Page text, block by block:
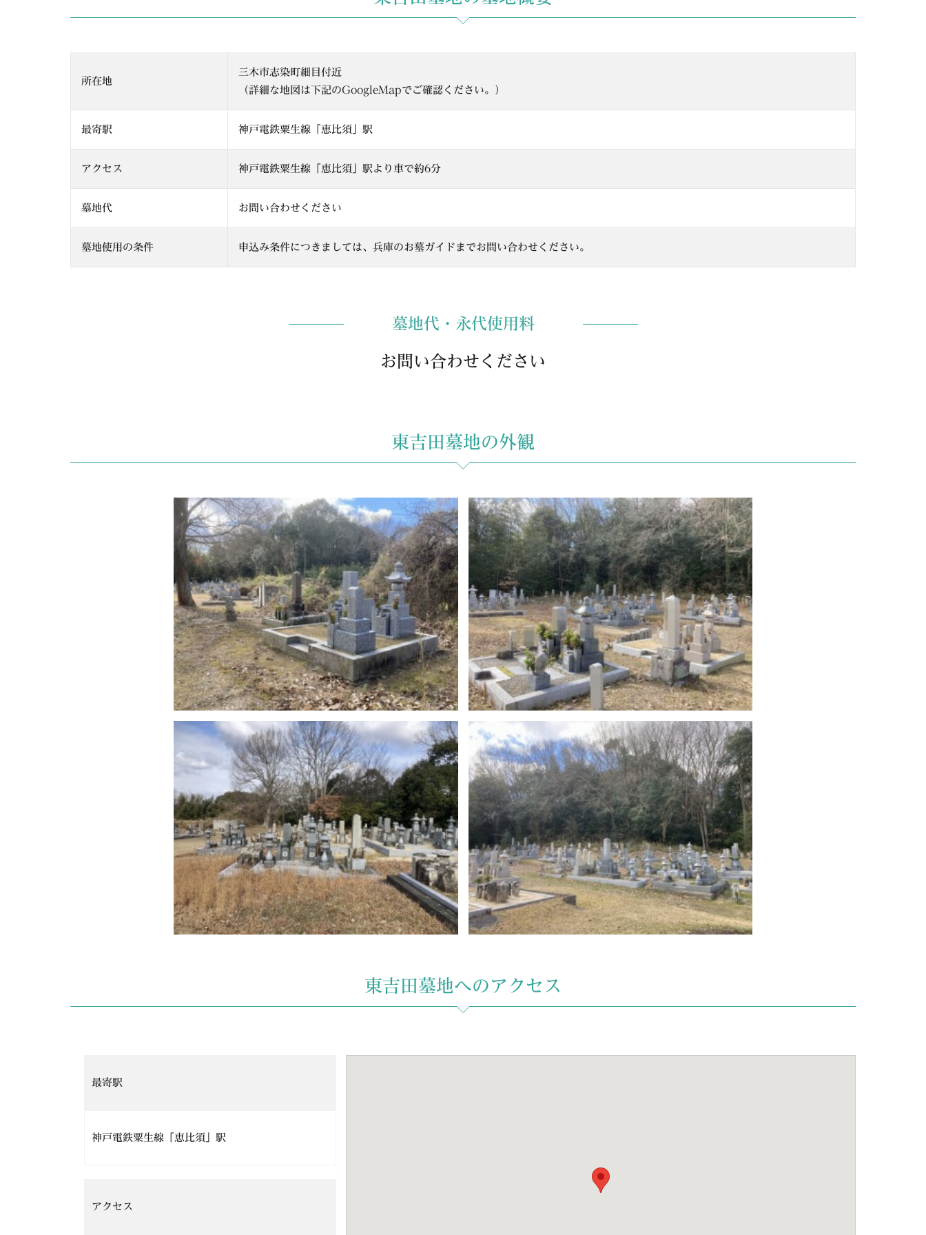
所在地
三木市志染町細目付近
（詳細な地図は下記のGoogleMapでご確認ください。）
最寄駅 神戸電鉄粟生線「恵比須」駅
アクセス 神戸電鉄粟生線「恵比須」駅より車で約6分
墓地代 お問い合わせください
墓地使用の条件 申込み条件につきましては、兵庫のお墓ガイドまでお問い合わせください。
墓地代・永代使用料
お問い合わせください
東吉田墓地の外観
東吉田墓地へのアクセス
最寄駅
神戸電鉄粟生線「恵比須」駅
アクセス